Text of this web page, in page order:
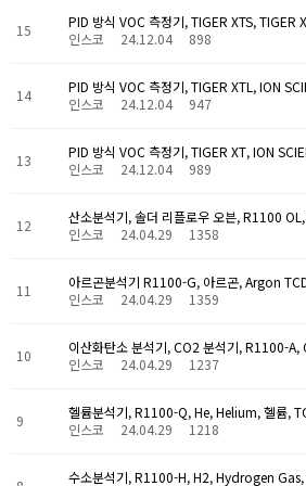
15
PID 방식 VOC 측정기, TIGER XTS,
인스코
24.12.04 898
14
PID 방식 VOC 측정기, TIGER XTL, ION
인스코
24.12.04 947
13
PID 방식 VOC 측정기, TIGER XT, ION
인스코
24.12.04 989
12
산소분석기, 솔더 리플로우 오븐, R1100
인스코
24.04.29 1358
11
아르곤분석기 R1100-G, 아르곤, Argon
인스코
24.04.29 1359
10
이산화탄소 분석기, CO2 분석기, R1100-A,
인스코
24.04.29 1237
9
헬륨분석기, R1100-Q, He, Helium, 헬륨,
인스코
24.04.29 1218
수소분석기, R1100-H, H2, Hydrogen